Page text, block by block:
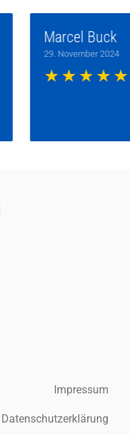
Impressum
Datenschutzerklärung